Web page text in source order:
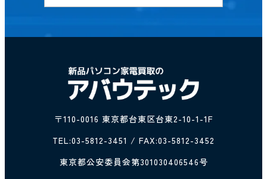
〒110-0016 東京都台東区台東2-10-1-1F
TEL:03-5812-3451 / FAX:03-5812-3452
東京都公安委員会第301030406546号